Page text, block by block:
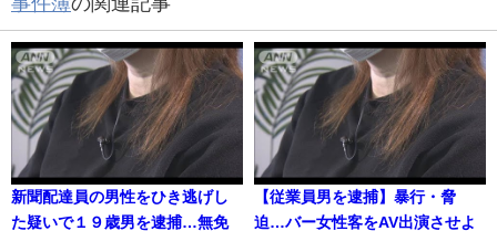
新聞配達員の男性をひき逃げし
た疑いで１９歳男を逮捕…無免
【従業員男を逮捕】暴行・脅
迫…バー女性客をAV出演させよ